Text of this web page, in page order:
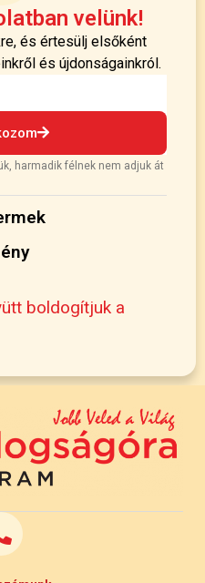
velünk!
és értesülj elsőként
és újdonságainkról.
harmadik félnek nem adjuk át
boldogítjuk a